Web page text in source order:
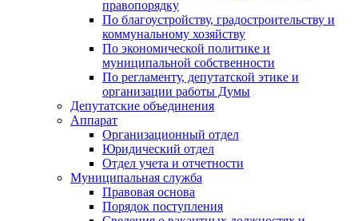
правопорядку
По благоустройству, градостроительству и
коммунальному хозяйству
По экономической политике и
муниципальной собственности
По регламенту, депутатской этике и
организации работы Думы
Депутатские объединения
Аппарат
Организационный отдел
Юридический отдел
Отдел учета и отчетности
Муниципальная служба
Правовая основа
Порядок поступления